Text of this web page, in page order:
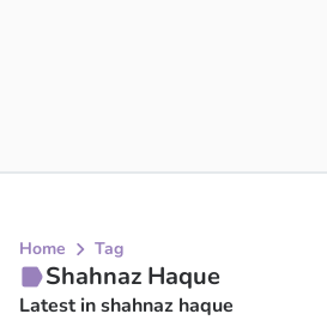
Home Tag
Shahnaz Haque
Latest in shahnaz haque